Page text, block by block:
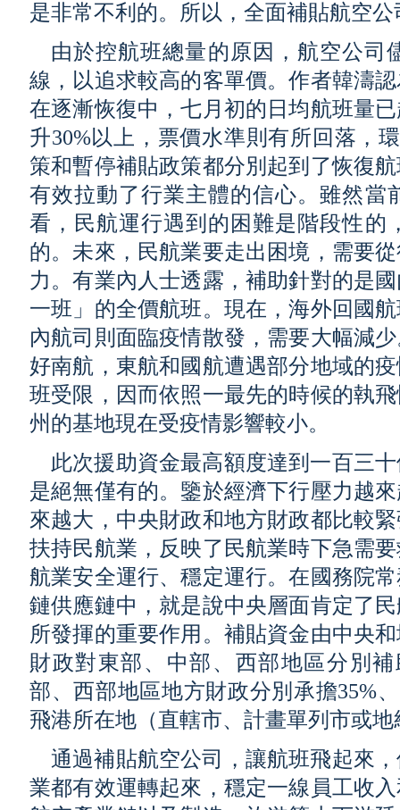
是非常不利的。所以，全面補貼航空
由於控航班總量的原因，航空公司
線，以追求較高的客單價。作者韓濤
在逐漸恢復中，七月初的日均航班量
升30%以上，票價水準則有所回落，
策和暫停補貼政策都分別起到了恢復
有效拉動了行業主體的信心。雖然當
看，民航運行遇到的困難是階段性的
的。未來，民航業要走出困境，需要
力。有業內人士透露，補助針對的是
一班」的全價航班。現在，海外回國
內航司則面臨疫情散發，需要大幅減
好南航，東航和國航遭遇部分地域的
班受限，因而依照一最先的時候的執
州的基地現在受疫情影響較小。
此次援助資金最高額度達到一百三
是絕無僅有的。鑒於經濟下行壓力越
來越大，中央財政和地方財政都比較
扶持民航業，反映了民航業時下急需
航業安全運行、穩定運行。在國務院
鏈供應鏈中，就是說中央層面肯定了
所發揮的重要作用。補貼資金由中央
財政對東部、中部、西部地區分別補
部、西部地區地方財政分別承擔35%
飛港所在地（直轄市、計畫單列市或
通過補貼航空公司，讓航班飛起來
業都有效運轉起來，穩定一線員工收